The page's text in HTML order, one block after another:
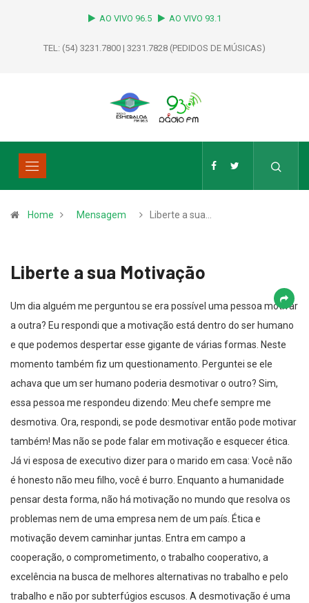
AO VIVO 96.5 AO VIVO 93.1
TEL: (54) 3231.7800 | 3231.7828 (PEDIDOS DE MÚSICAS)
Home Mensagem Liberte a sua…
Liberte a sua Motivação
Um dia alguém me perguntou se era possível uma pessoa motivar
a outra? Eu respondi que a motivação está dentro do ser humano
e que podemos despertar esse gigante de várias formas. Neste
momento também fiz um questionamento. Perguntei se ele
achava que um ser humano poderia desmotivar o outro? Sim,
essa pessoa me respondeu dizendo: Meu chefe sempre me
desmotiva. Ora, respondi, se pode desmotivar então pode motivar
também! Mas não se pode falar em motivação e esquecer ética.
Já vi esposa de executivo dizer para o marido em casa: Você não
é honesto não meu filho, você é burro. Enquanto a humanidade
pensar desta forma, não há motivação no mundo que resolva os
problemas nem de uma empresa nem de um país. Ética e
motivação devem caminhar juntas. Entra em campo a
cooperação, o comprometimento, o trabalho cooperativo, a
excelência na busca de melhores alternativas no trabalho e pelo
trabalho e não por subterfúgios escusos. A desmotivação é uma